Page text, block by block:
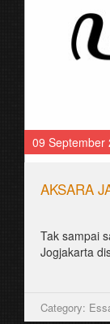
09 September
AKSARA
Tak sampai
Jogjakarta
Category: